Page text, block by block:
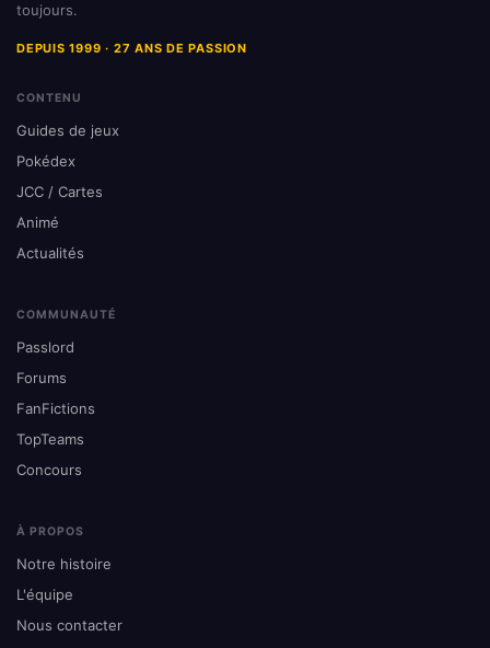
toujours.
DEPUIS 1999 · 27 ANS DE PASSION
CONTENU
Guides de jeux
Pokédex
JCC / Cartes
Animé
Actualités
COMMUNAUTÉ
Passlord
Forums
FanFictions
TopTeams
Concours
À PROPOS
Notre histoire
L'équipe
Nous contacter